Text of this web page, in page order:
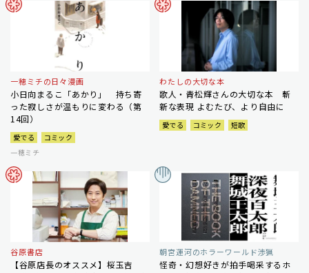
一穂ミチの日々漫画
小日向まるこ「あかり」 持ち寄
った寂しさが温もりに変わる（第
14回）
愛でる
コミック
一穂ミチ
わたしの大切な本
歌人・青松輝さんの大切な本 斬
新な表現 よむたび、より自由に
愛でる コミック 短歌
谷原書店
【谷原店長のオススメ】桜玉吉
朝宮運河のホラーワールド渉猟
怪奇・幻想好きが拍手喝采するホ